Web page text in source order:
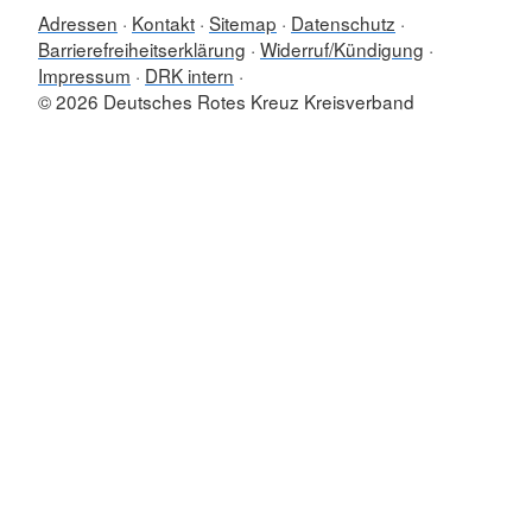
Adressen Kontakt Sitemap
Datenschutz
Barrierefreiheitserklärung Widerruf/Kündigung
Impressum
DRK intern
© 2026 Deutsches Rotes Kreuz Kreisverband